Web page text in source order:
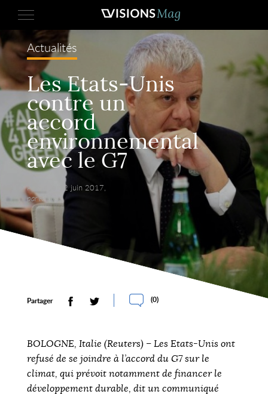
Actualités
Les Etats-Unis
contre un
accord
environnemental
avec le G7
Publié le 12 juin 2017,
par Reuters.
Partager (0)
BOLOGNE, Italie (Reuters) – Les Etats-Unis ont
refusé de se joindre à l’accord du G7 sur le
climat, qui prévoit notamment de financer le
développement durable, dit un communiqué